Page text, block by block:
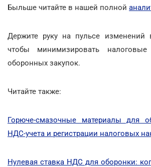
Быльше читайте в нашей полной
Держите руку на пульсе изменений
чтобы минимизировать
оборонных закупок.
Читайте также:
Горюче-смазочные материалы для
НДС-учета и регистрации налоговых
Нулевая ставка НДС для оборонки: